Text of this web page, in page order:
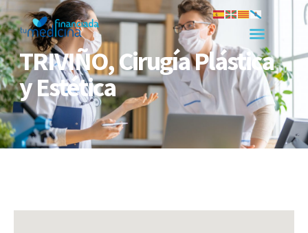
TRIVIÑO, Cirugía Plástica
y Estética